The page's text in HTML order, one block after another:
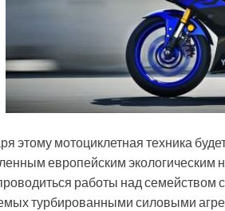
этому мотоциклетная техника
европейским экологическим
работы над семейством
турбированными силовыми